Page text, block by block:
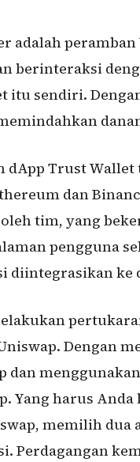
adalah
berinteraksi
itu sendiri.
dApp Trust Wallet
dan
tim, yang
pengguna
diintegrasikan ke
Dengan
dan
Yang harus
memilih dua
Perdagangan